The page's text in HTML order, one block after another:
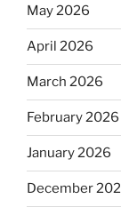
May 2026
April 2026
March 2026
February 2026
January 2026
December